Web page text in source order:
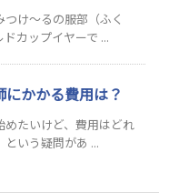
け～るの服部（ふく
カップイヤーで ...
かかる費用は？
たいけど、費用はどれ
いう疑問があ ...